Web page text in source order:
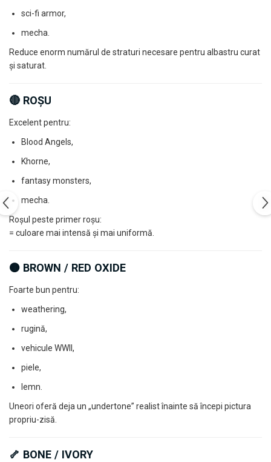
sci-fi armor,
mecha.
Reduce enorm numărul de straturi necesare pentru albastru curat
și saturat.
🔴 ROȘU
Excelent pentru:
Blood Angels,
Khorne,
fantasy monsters,
mecha.
Roșul peste primer roșu:
= culoare mai intensă și mai uniformă.
🟤 BROWN / RED OXIDE
Foarte bun pentru:
weathering,
rugină,
vehicule WWII,
piele,
lemn.
Uneori oferă deja un „undertone” realist înainte să începi pictura
propriu-zisă.
🦴 BONE / IVORY